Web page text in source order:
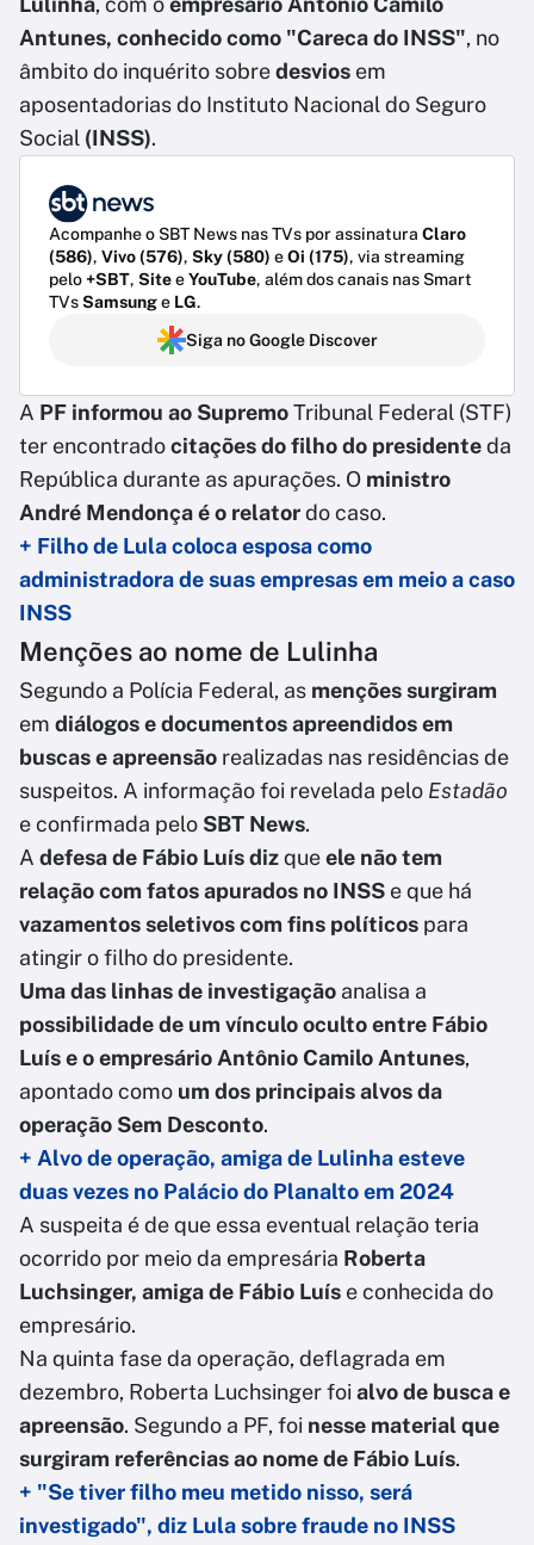
Antunes, conhecido como "Careca do INSS", no
âmbito do inquérito sobredesvios em
aposentadorias do Instituto Nacional do Seguro
Social (INSS).
Acompanhe o SBT News nas TVs por assinatura Claro
(586), Vivo (576), Sky (580) eOi (175), via streaming
pelo+SBT, SiteeYouTube, além dos canais nas Smart
TVsSamsunge LG.
Siga no Google Discover
A PF informou ao SupremoTribunal Federal (STF)
ter encontradocitações do filho do presidenteda
República durante as apurações. O ministro
André Mendonça é o relatordo caso.
+ Filho de Lula coloca esposa como
administradora de suas empresas em meio a caso
INSS
Menções ao nome de Lulinha
Segundo a Polícia Federal, as menções surgiram
em diálogos e documentos apreendidos em
buscas e apreensão realizadas nas residências de
suspeitos. A informação foi revelada pelo Estadão
e confirmada pelo SBT News.
A defesa de Fábio Luísdizqueele não tem
relação com fatos apurados no INSS e que há
vazamentos seletivos com fins políticos para
atingir o filho do presidente.
Uma das linhas de investigação analisa a
possibilidade de um vínculo oculto entre Fábio
Luís e o empresário Antônio Camilo Antunes,
apontado como um dos principais alvos da
operação Sem Desconto.
+ Alvo de operação, amiga de Lulinha esteve
duas vezes no Palácio do Planalto em 2024
A suspeita é de que essa eventual relação teria
ocorrido por meio da empresária Roberta
Luchsinger, amiga de Fábio Luís e conhecida do
empresário.
Na quinta fase da operação, deflagrada em
dezembro, Roberta Luchsinger foi alvo de busca e
apreensão. Segundo a PF, foi nesse material que
surgiram referências ao nome de Fábio Luís.
+ "Se tiver filho meu metido nisso, será
investigado", diz Lula sobre fraude no INSS